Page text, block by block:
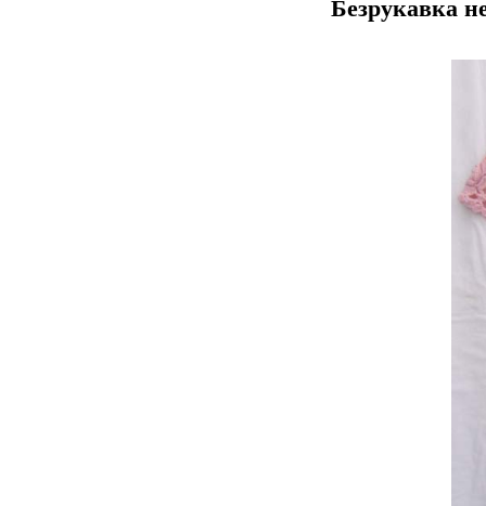
Безрукавка